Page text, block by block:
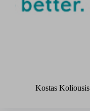
Kostas Koliousis